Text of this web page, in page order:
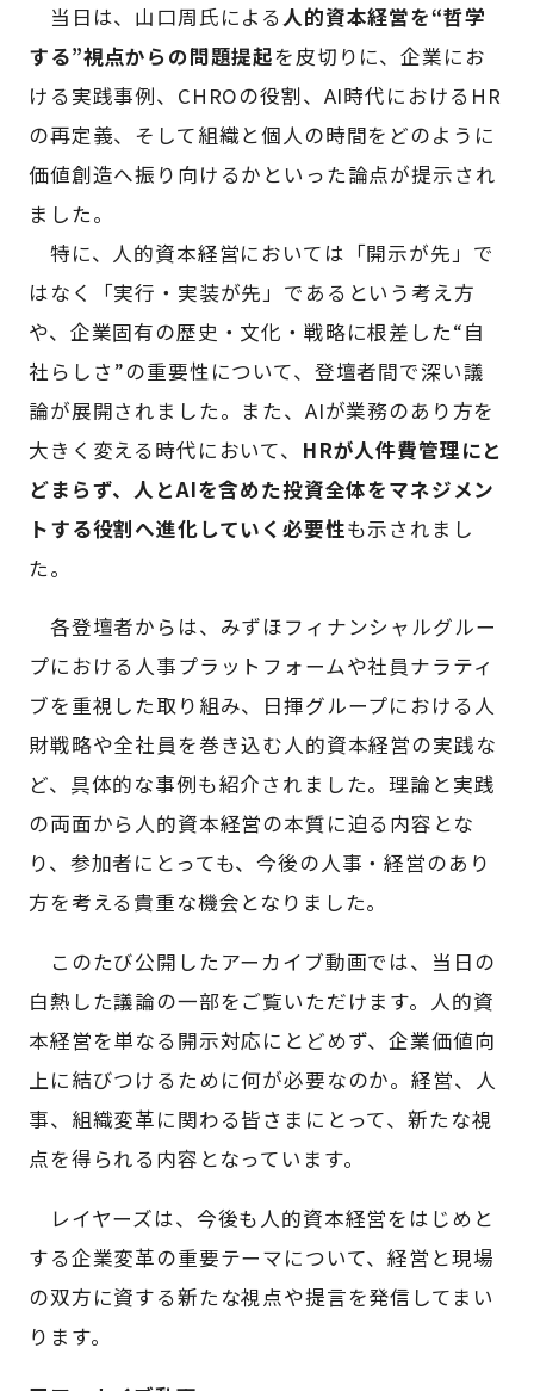
当日は、山口周氏による 人的資本経営を“哲学
する”視点からの問題提起を皮切りに、企業にお
ける実践事例、CHROの役割、AI時代におけるHR
の再定義、そして組織と個人の時間をどのように
価値創造へ振り向けるかといった論点が提示され
ました。
特に、人的資本経営においては「開示が先」で
はなく「実行・実装が先」であるという考え方
や、企業固有の歴史・文化・戦略に根差した“自
社らしさ”の重要性について、登壇者間で深い議
論が展開されました。また、AIが業務のあり方を
大きく変える時代において、 HRが人件費管理にと
どまらず、人とAIを含めた投資全体をマネジメン
トする役割へ進化していく必要性も示されまし
た。
各登壇者からは、みずほフィナンシャルグルー
プにおける人事プラットフォームや社員ナラティ
ブを重視した取り組み、日揮グループにおける人
財戦略や全社員を巻き込む人的資本経営の実践な
ど、具体的な事例も紹介されました。理論と実践
の両面から人的資本経営の本質に迫る内容とな
り、参加者にとっても、今後の人事・経営のあり
方を考える貴重な機会となりました。
このたび公開したアーカイブ動画では、当日の
白熱した議論の一部をご覧いただけます。人的資
本経営を単なる開示対応にとどめず、企業価値向
上に結びつけるために何が必要なのか。経営、人
事、組織変革に関わる皆さまにとって、新たな視
点を得られる内容となっています。
レイヤーズは、今後も人的資本経営をはじめと
する企業変革の重要テーマについて、経営と現場
の双方に資する新たな視点や提言を発信してまい
ります。